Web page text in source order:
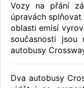
Vozy na přání
úpravách
oblasti emisí
současnosti jsou
autobusy
Dva autobusy